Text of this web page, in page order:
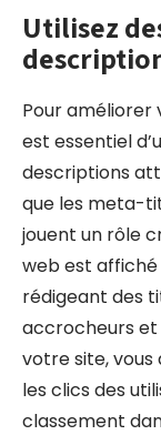
Utilisez
Pour améliorer
est essentiel
descriptions
que les meta-
jouent un rôle
web est
rédigeant des
accrocheurs
votre site,
les clics des
classement